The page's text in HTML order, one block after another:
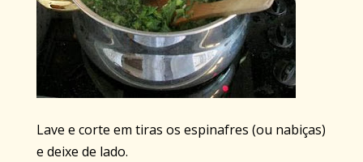
Lave e corte em tiras os espinafres (ou nabiças)
e deixe de lado.